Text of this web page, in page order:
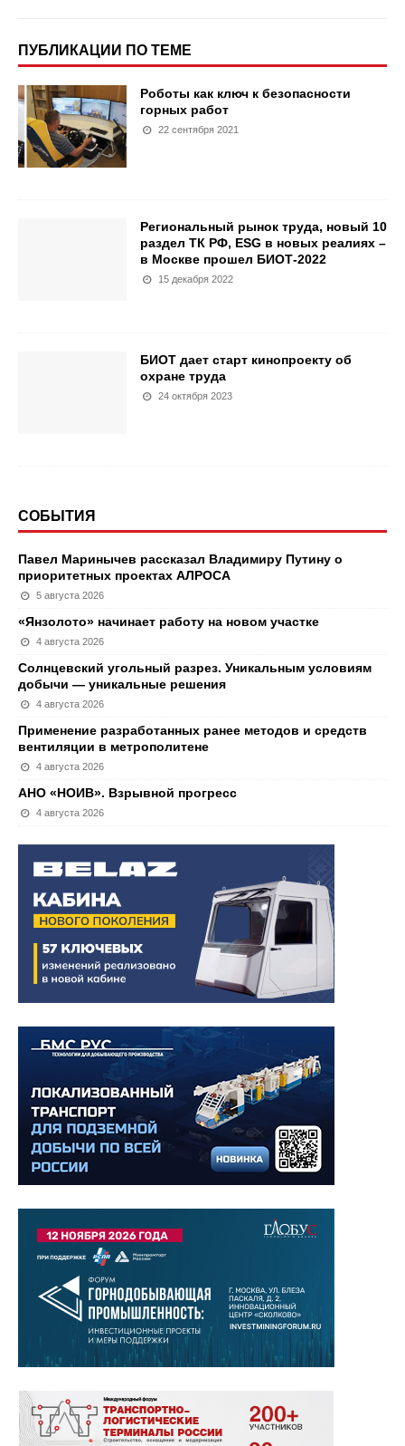
ПУБЛИКАЦИИ ПО ТЕМЕ
Роботы как ключ к безопасности
горных работ
22 сентября 2021
Региональный рынок труда, новый 10
раздел ТК РФ, ESG в новых реалиях –
в Москве прошел БИОТ-2022
15 декабря 2022
БИОТ дает старт кинопроекту об
охране труда
24 октября 2023
СОБЫТИЯ
Павел Маринычев рассказал Владимиру Путину о
приоритетных проектах АЛРОСА
5 августа 2026
«Янзолото» начинает работу на новом участке
4 августа 2026
Солнцевский угольный разрез. Уникальным условиям
добычи — уникальные решения
4 августа 2026
Применение разработанных ранее методов и средств
вентиляции в метрополитене
4 августа 2026
АНО «НОИВ». Взрывной прогресс
4 августа 2026